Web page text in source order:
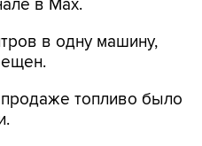
в Max.
в одну машину,
топливо было